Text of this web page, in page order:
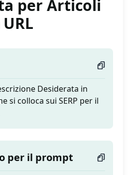
per Articoli
Desiderata in
si colloca sui SERP per il
per il prompt